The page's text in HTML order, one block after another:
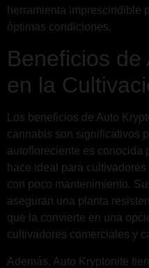
herramienta imprescindible
óptimas condiciones.
Beneficios de
en la
Los beneficios de Auto
cannabis son significativos
autofloreciente es conocida
hace ideal para
con poco mantenimiento.
aseguran una planta
que la convierte en una
cultivadores comerciales y
Además, Auto Kryptonite